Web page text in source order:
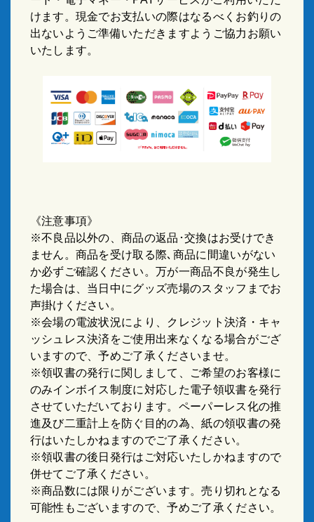
けます。現金でお支払いの際はなるべくお釣りの
出ないようご準備いただきますようご協力お願い
いたします。
《注意事項》
※不良品以外の、商品の返品･交換はお受けでき
ません。商品を受け取る際､商品に間違いがない
か必ずご確認ください。万が一商品不良が発生し
た場合は、当日中にグッズ売場のスタッフまでお
声掛けください。
※会場の電波状況により、クレジット決済・キャ
ッシュレス決済をご使用出来なくなる場合がござ
いますので、予めご了承くださいませ。
※領収書の発行に関しまして、ご希望のお客様に
のみインボイス制度に対応した電子領収書を発行
させていただいております。ペーパーレス化の推
進及び二重計上を防ぐ目的の為、紙の領収書の発
行はいたしかねますのでご了承ください。
※領収書の後日発行はご対応いたしかねますので
併せてご了承ください。
※商品数には限りがございます。売り切れとなる
可能性もございますので、予めご了承ください。